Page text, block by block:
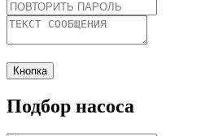
Кнопка
Подбор насоса